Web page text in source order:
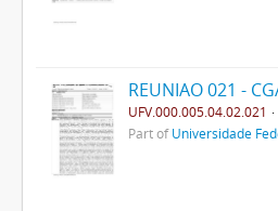
UFV.000.005.04.02.021
Part ofUniversidade